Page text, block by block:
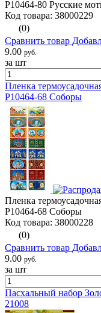
Р10464-80 Русские
Код товара: 38000229
(0)
Сравнить товар
9.00 руб.
за шт
Пленка
Р10464-68 Соборы
Пленка
Р10464-68 Соборы
Код товара: 38000228
(0)
Сравнить товар
9.00 руб.
за шт
Пасхальный набор
21008